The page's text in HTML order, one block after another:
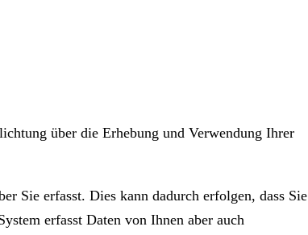
über die Erhebung und Verwendung Ihrer
Sie erfasst. Dies kann dadurch erfolgen, dass Sie
erfasst Daten von Ihnen aber auch